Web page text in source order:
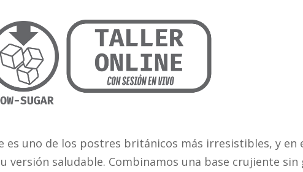
es uno de los postres británicos más irresistibles, y
versión saludable. Combinamos una base crujiente sin